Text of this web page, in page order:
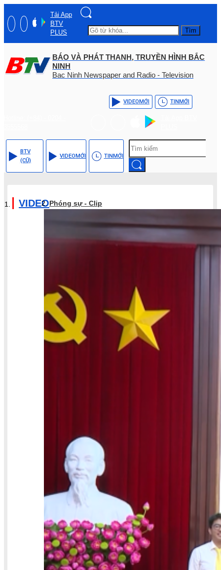
Tải App
BTV
PLUS
Tìm
BÁO VÀ PHÁT THANH, TRUYỀN HÌNH BẮC
NINH
Bac Ninh Newspaper and Radio - Television
VIDEOMỚI TINMỚI
BTV
(CŨ)
VIDEOMỚI TINMỚI
VIDEOPhóng sự - Clip